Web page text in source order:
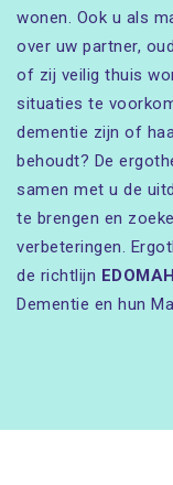
wonen. Ook u als
over uw partner,
of zij veilig thuis
situaties te
dementie zijn of
behoudt? De
samen met u de
te brengen en
verbeteringen.
de richtlijn EDOMAH
Dementie en hun